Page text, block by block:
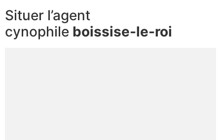
Situer l’agent
cynophile boissise-le-roi